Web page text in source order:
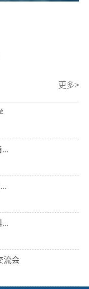
更多>
...
...
流会